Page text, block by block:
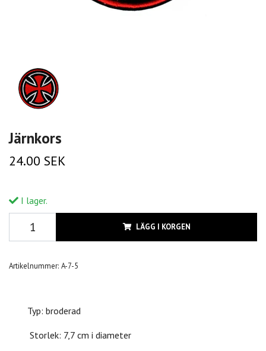
Järnkors
24.00 SEK
I lager.
LÄGG I KORGEN
Artikelnummer: A-7-5
Typ: broderad
Storlek: 7,7 cm i diameter